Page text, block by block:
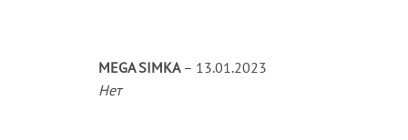
MEGA SIMKA – 13.01.2023
Нет